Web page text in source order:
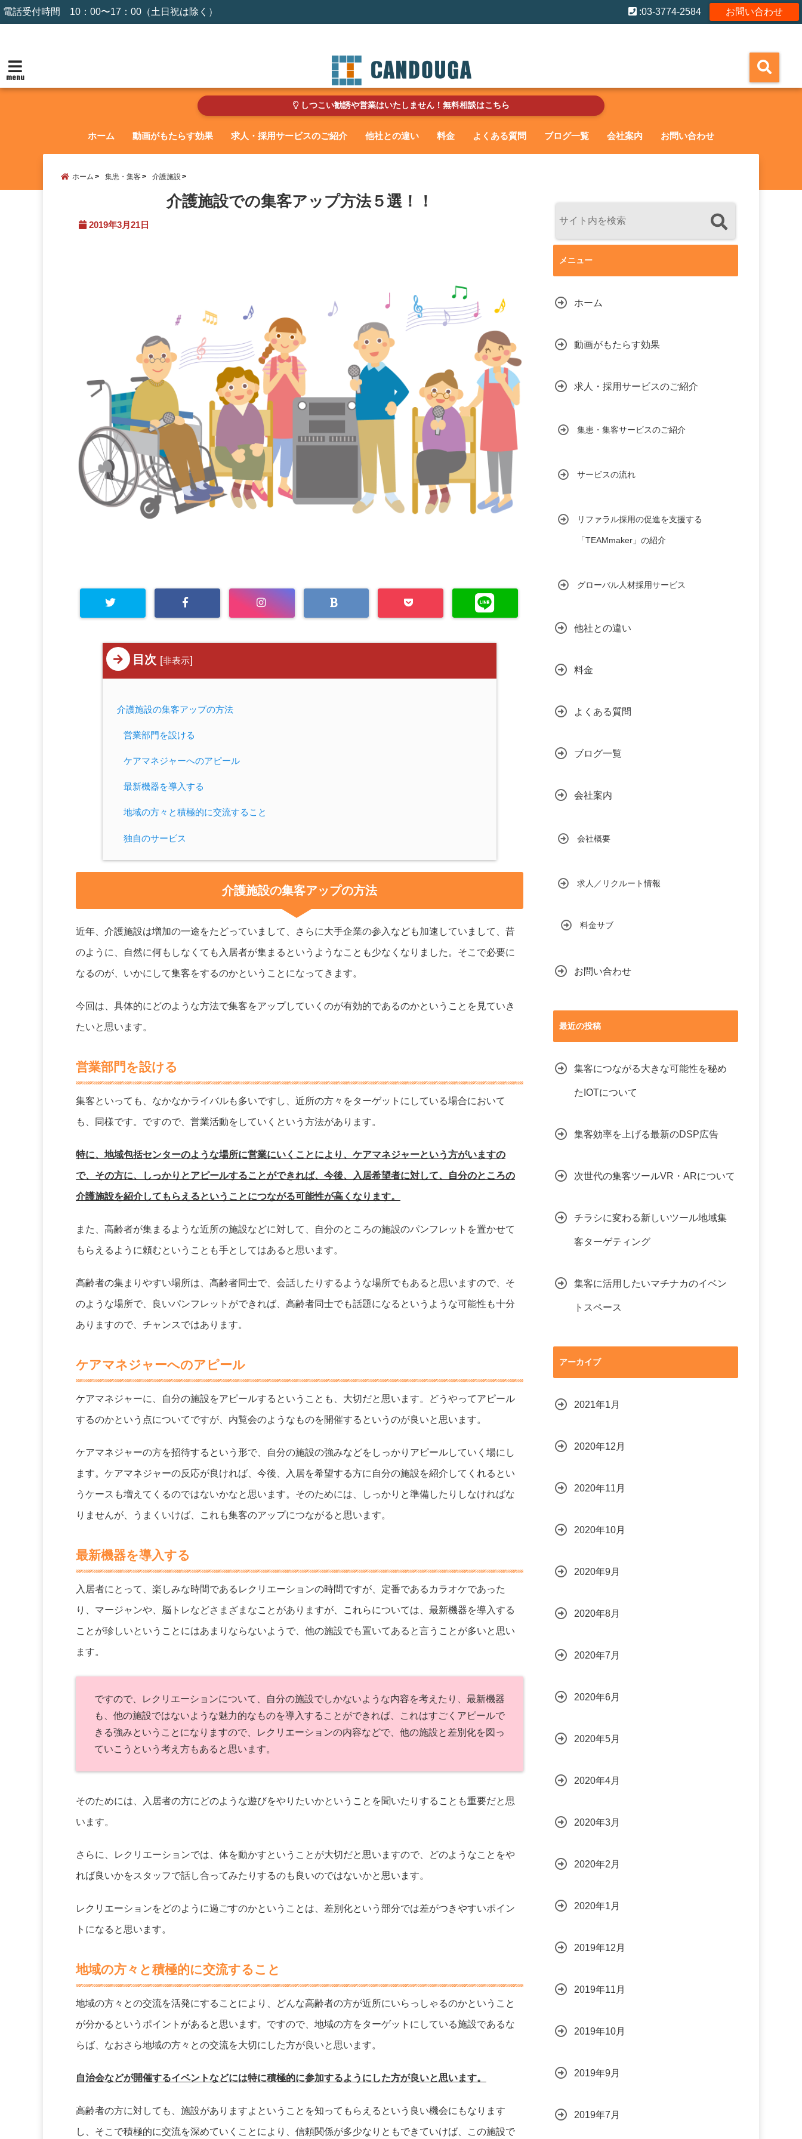
電話受付時間 10：00〜17：00（土日祝は除く） お問い合わせ
:03-3774-2584
menu
しつこい勧誘や営業はいたしません！無料相談はこちら
ホーム 動画がもたらす効果 求人・採用サービスのご紹介 他社との違い 料金 よくある質問 ブログ一覧 会社案内 お問い合わせ
ホーム 集患・集客 介護施設
介護施設での集客アップ方法５選！！
2019年3月21日
目次 [非表示]
介護施設の集客アップの方法
営業部門を設ける
ケアマネジャーへのアピール
最新機器を導入する
地域の方々と積極的に交流すること
独自のサービス
介護施設の集客アップの方法
近年、介護施設は増加の一途をたどっていまして、さらに大手企業の参入なども加速していまして、昔
のように、自然に何もしなくても入居者が集まるというようなことも少なくなりました。そこで必要に
なるのが、いかにして集客をするのかということになってきます。
今回は、具体的にどのような方法で集客をアップしていくのが有効的であるのかということを見ていき
たいと思います。
営業部門を設ける
集客といっても、なかなかライバルも多いですし、近所の方々をターゲットにしている場合において
も、同様です。ですので、営業活動をしていくという方法があります。
特に、地域包括センターのような場所に営業にいくことにより、ケアマネジャーという方がいますの
で、その方に、しっかりとアピールすることができれば、今後、入居希望者に対して、自分のところの
介護施設を紹介してもらえるということにつながる可能性が高くなります。
また、高齢者が集まるような近所の施設などに対して、自分のところの施設のパンフレットを置かせて
もらえるように頼むということも手としてはあると思います。
高齢者の集まりやすい場所は、高齢者同士で、会話したりするような場所でもあると思いますので、そ
のような場所で、良いパンフレットができれば、高齢者同士でも話題になるというような可能性も十分
ありますので、チャンスではあります。
ケアマネジャーへのアピール
ケアマネジャーに、自分の施設をアピールするということも、大切だと思います。どうやってアピール
するのかという点についてですが、内覧会のようなものを開催するというのが良いと思います。
ケアマネジャーの方を招待するという形で、自分の施設の強みなどをしっかりアピールしていく場にし
ます。ケアマネジャーの反応が良ければ、今後、入居を希望する方に自分の施設を紹介してくれるとい
うケースも増えてくるのではないかなと思います。そのためには、しっかりと準備したりしなければな
りませんが、うまくいけば、これも集客のアップにつながると思います。
最新機器を導入する
入居者にとって、楽しみな時間であるレクリエーションの時間ですが、定番であるカラオケであった
り、マージャンや、脳トレなどさまざまなことがありますが、これらについては、最新機器を導入する
ことが珍しいということにはあまりならないようで、他の施設でも置いてあると言うことが多いと思い
ます。
ですので、レクリエーションについて、自分の施設でしかないような内容を考えたり、最新機器
も、他の施設ではないような魅力的なものを導入することができれば、これはすごくアピールで
きる強みということになりますので、レクリエーションの内容などで、他の施設と差別化を図っ
ていこうという考え方もあると思います。
そのためには、入居者の方にどのような遊びをやりたいかということを聞いたりすることも重要だと思
います。
さらに、レクリエーションでは、体を動かすということが大切だと思いますので、どのようなことをや
れば良いかをスタッフで話し合ってみたりするのも良いのではないかと思います。
レクリエーションをどのように過ごすのかということは、差別化という部分では差がつきやすいポイン
トになると思います。
地域の方々と積極的に交流すること
地域の方々との交流を活発にすることにより、どんな高齢者の方が近所にいらっしゃるのかということ
が分かるというポイントがあると思います。ですので、地域の方をターゲットにしている施設であるな
らば、なおさら地域の方々との交流を大切にした方が良いと思います。
自治会などが開催するイベントなどには特に積極的に参加するようにした方が良いと思います。
高齢者の方に対しても、施設がありますよということを知ってもらえるという良い機会にもなります
し、そこで積極的に交流を深めていくことにより、信頼関係が多少なりともできていけば、この施設で
メニュー
ホーム
動画がもたらす効果
求人・採用サービスのご紹介
集患・集客サービスのご紹介
サービスの流れ
リファラル採用の促進を支援する
「TEAMmaker」の紹介
グローバル人材採用サービス
他社との違い
料金
よくある質問
ブログ一覧
会社案内
会社概要
求人／リクルート情報
料金サブ
お問い合わせ
最近の投稿
集客につながる大きな可能性を秘め
たIOTについて
集客効率を上げる最新のDSP広告
次世代の集客ツールVR・ARについて
チラシに変わる新しいツール地域集
客ターゲティング
集客に活用したいマチナカのイベン
トスペース
アーカイブ
2021年1月
2020年12月
2020年11月
2020年10月
2020年9月
2020年8月
2020年7月
2020年6月
2020年5月
2020年4月
2020年3月
2020年2月
2020年1月
2019年12月
2019年11月
2019年10月
2019年9月
2019年7月